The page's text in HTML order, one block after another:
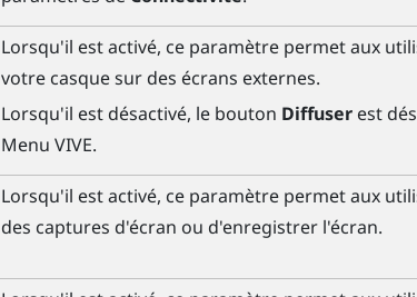
Lorsqu'il est activé, ce paramètre permet aux
votre casque sur des écrans externes.
Lorsqu'il est désactivé, le bouton Diffuserest
Menu VIVE.
Lorsqu'il est activé, ce paramètre permet aux
des captures d'écran ou d'enregistrer l'écran.